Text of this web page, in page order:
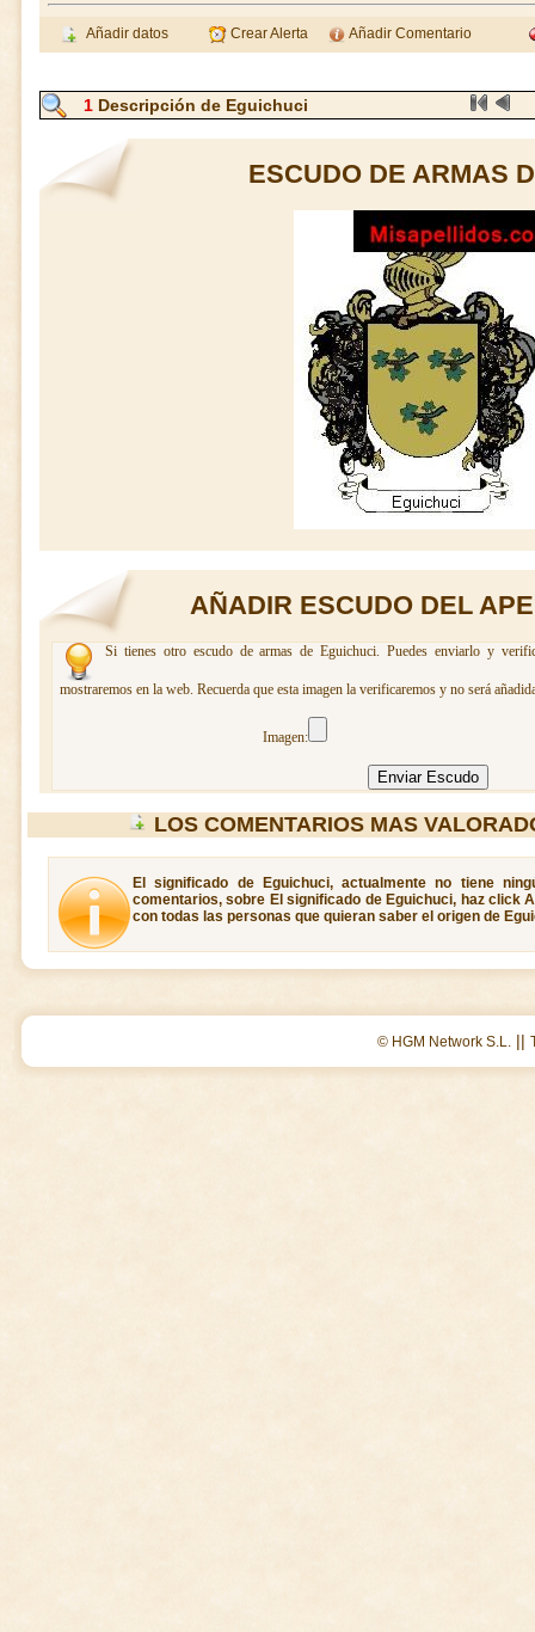
Añadir datos Crear Alerta Añadir Comentario
1 Descripción de Eguichuci
ESCUDO DE ARMAS
AÑADIR ESCUDO DEL
Si tienes otro escudo de armas de Eguichuci. Puedes enviarlo y
mostraremos en la web. Recuerda que esta imagen la verificaremos y no será
Imagen:
LOS COMENTARIOS MAS
El significado de Eguichuci, actualmente no tiene
comentarios, sobre El significado de Eguichuci, haz click
con todas las personas que quieran saber el origen de
© HGM Network S.L. ||